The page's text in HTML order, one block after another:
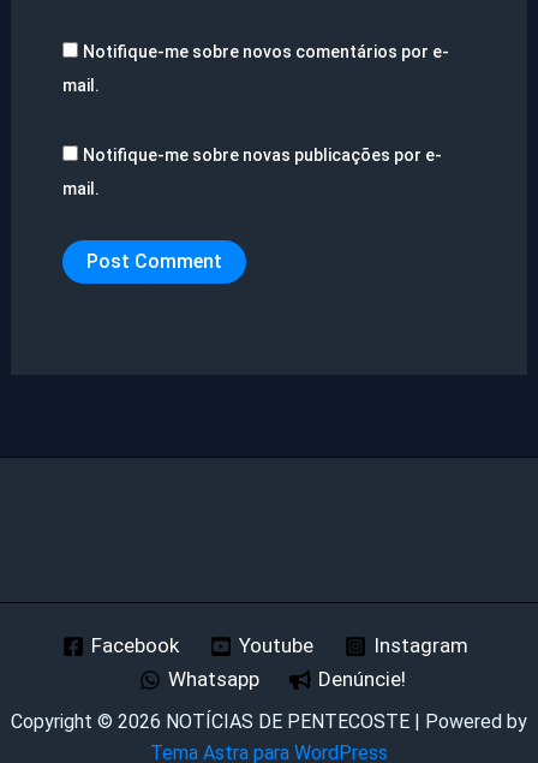
Notifique-me sobre novos comentários por e-
mail.
Notifique-me sobre novas publicações por e-
mail.
Facebook Youtube
Instagram
Whatsapp
Denúncie!
Copyright © 2026 NOTÍCIAS DE PENTECOSTE | Powered by
Tema Astra para WordPress